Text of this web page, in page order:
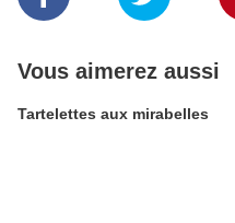
Vous aimerez aussi
Tartelettes aux mirabelles